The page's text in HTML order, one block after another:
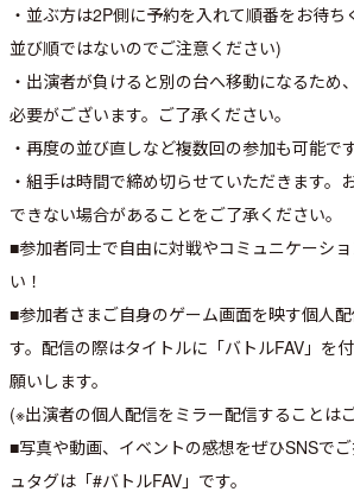
・並ぶ方は2P側に予約を入れて順番をお待
並び順ではないのでご注意ください)
・出演者が負けると別の台へ移動になるため
必要がございます。ご了承ください。
・再度の並び直しなど複数回の参加も可能です
・組手は時間で締め切らせていただきます。
できない場合があることをご了承ください。
■参加者同士で自由に対戦やコミュニケーシ
い！
■参加者さまご自身のゲーム画面を映す個人
す。配信の際はタイトルに「バトルFAV」を
願いします。
(※出演者の個人配信をミラー配信することは
■写真や動画、イベントの感想をぜひSNSで
ュタグは「#バトルFAV」です。